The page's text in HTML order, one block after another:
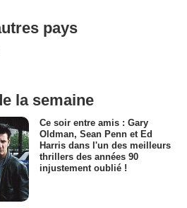
pays
la semaine
Ce soir entre amis : Gary
Oldman, Sean Penn et Ed
Harris dans l'un des meilleurs
thrillers des années 90
injustement oublié !